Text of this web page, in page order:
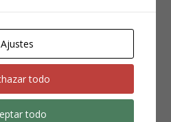
vigente en materia de
Ajustes
todo
todo